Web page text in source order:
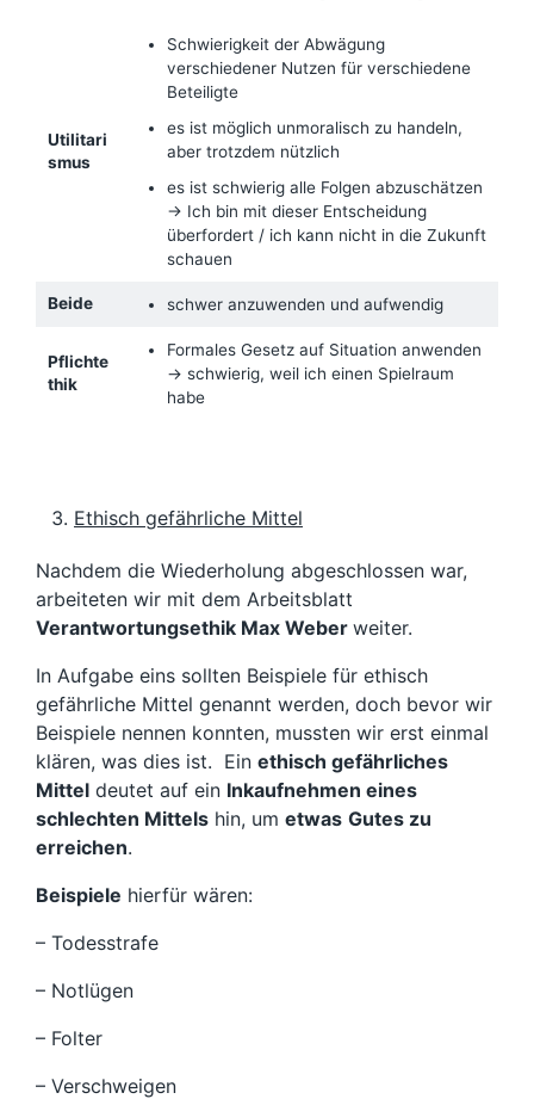
Utilitari
smus
Schwierigkeit der Abwägung
verschiedener Nutzen für verschiedene
Beteiligte
es ist möglich unmoralisch zu handeln,
aber trotzdem nützlich
es ist schwierig alle Folgen abzuschätzen
→ Ich bin mit dieser Entscheidung
überfordert / ich kann nicht in die Zukunft
schauen
Beide schwer anzuwenden und aufwendig
Pflichte
thik
Formales Gesetz auf Situation anwenden
→ schwierig, weil ich einen Spielraum
habe
Ethisch gefährliche Mittel
Nachdem die Wiederholung abgeschlossen war,
arbeiteten wir mit dem Arbeitsblatt
Verantwortungsethik Max Weber weiter.
In Aufgabe eins sollten Beispiele für ethisch
gefährliche Mittel genannt werden, doch bevor wir
Beispiele nennen konnten, mussten wir erst einmal
klären, was dies ist. Ein ethisch gefährliches
Mittel deutet auf ein Inkaufnehmen eines
schlechten Mittels hin, um etwas Gutes zu
erreichen.
Beispiele hierfür wären:
– Todesstrafe
– Notlügen
– Folter
– Verschweigen